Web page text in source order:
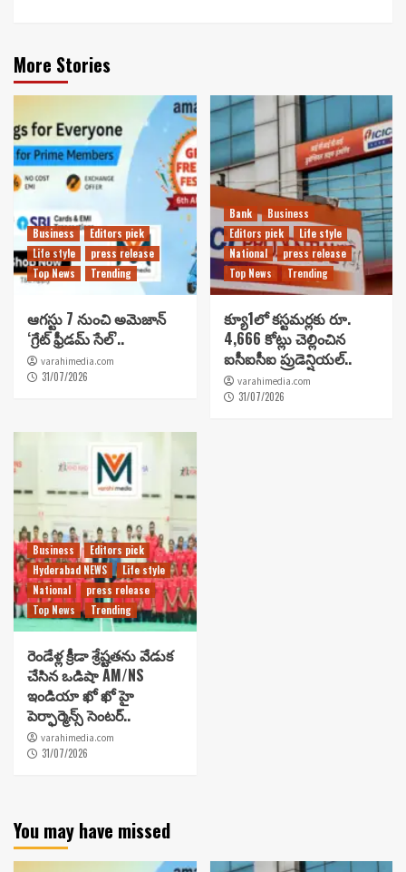
More Stories
Business
Editors pick
Life style
press release
Top News
Trending
ఆగస్టు 7 నుంచి అమెజాన్
‘గ్రేట్ ఫ్రీడమ్ సేల్’..
varahimedia.com
31/07/2026
Bank
Business
Editors pick
Life style
National
press release
Top News
Trending
క్యూ1లో కస్టమర్లకు రూ.
4,666 కోట్లు చెల్లించిన
ఐసీఐసీఐ ప్రుడెన్షియల్..
varahimedia.com
31/07/2026
Business
Editors pick
Hyderabad NEWS
Life style
National
press release
Top News
Trending
రెండేళ్ల క్రీడా శ్రేష్టతను వేడుక
చేసిన ఒడిషా AM/NS
ఇండియా ఖో ఖో హై
పెర్ఫార్మెన్స్ సెంటర్..
varahimedia.com
31/07/2026
You may have missed